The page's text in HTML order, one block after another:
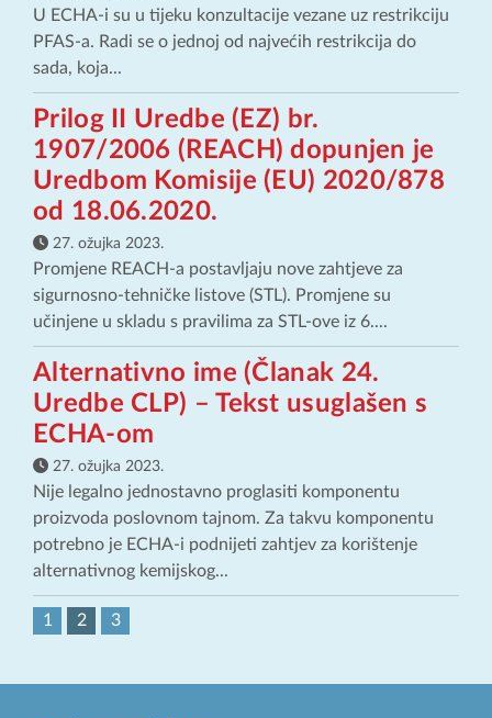
U ECHA-i su u tijeku konzultacije vezane uz restrikciju
PFAS-a. Radi se o jednoj od najvećih restrikcija do
sada, koja...
Prilog II Uredbe (EZ) br.
1907/2006 (REACH) dopunjen je
Uredbom Komisije (EU) 2020/878
od 18.06.2020.
27. ožujka 2023.
Promjene REACH-a postavljaju nove zahtjeve za
sigurnosno-tehničke listove (STL). Promjene su
učinjene u skladu s pravilima za STL-ove iz 6....
Alternativno ime (Članak 24.
Uredbe CLP) – Tekst usuglašen s
ECHA-om
27. ožujka 2023.
Nije legalno jednostavno proglasiti komponentu
proizvoda poslovnom tajnom. Za takvu komponentu
potrebno je ECHA-i podnijeti zahtjev za korištenje
alternativnog kemijskog...
1 2 3